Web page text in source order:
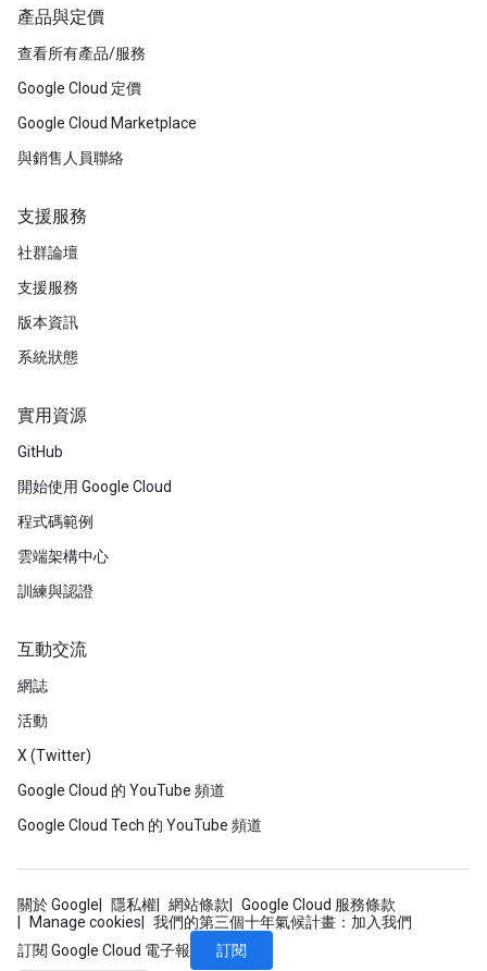
產品與定價
查看所有產品/服務
Google Cloud 定價
Google Cloud Marketplace
與銷售人員聯絡
支援服務
社群論壇
支援服務
版本資訊
系統狀態
實用資源
GitHub
開始使用 Google Cloud
程式碼範例
雲端架構中心
訓練與認證
互動交流
網誌
活動
X (Twitter)
Google Cloud 的 YouTube 頻道
Google Cloud Tech 的 YouTube 頻道
關於 Google 隱私權 網站條款
Google Cloud 服務條款
Manage cookies
我們的第三個十年氣候計畫：加入我們
訂閱 Google Cloud 電子報
訂閱